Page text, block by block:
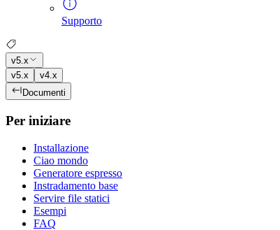
Supporto
v5.x
v5.x
v4.x
Documenti
Per iniziare
Installazione
Ciao mondo
Generatore espresso
Instradamento base
Servire file statici
Esempi
FAQ